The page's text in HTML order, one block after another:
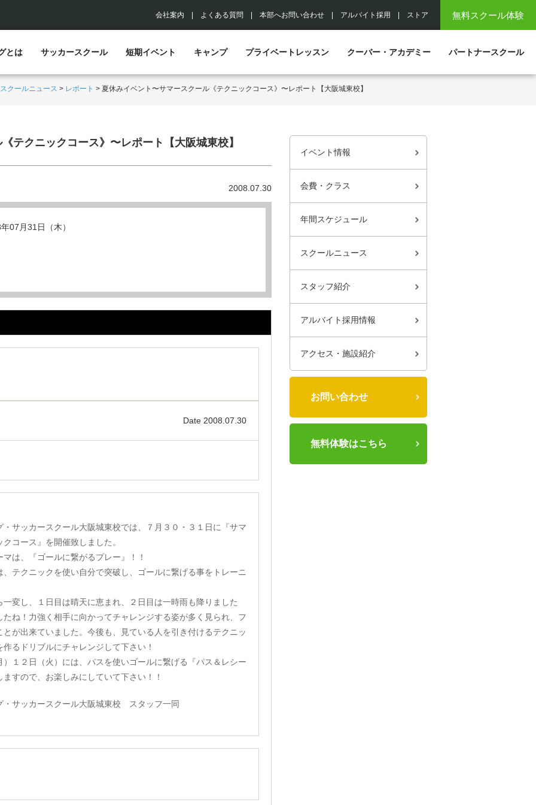
無料スクール体験
会社案内 よくある質問 本部へお問い合わせ アルバイト採用 ストア
とは サッカースクール 短期イベント キャンプ プライベートレッスン クーバー・アカデミー パートナースクール
スクールニュース > レポート > 夏休みイベント〜サマースクール《テクニックコース》〜レポート【大阪城東校】
テクニックコース》〜レポート【大阪城東校】
2008.07.30
07月31日（木）
Date 2008.07.30
・サッカースクール大阪城東校では、７月３０・３１日に『サマ
コース』を開催致しました。
は、『ゴールに繋がるプレー』！！
テクニックを使い自分で突破し、ゴールに繋げる事をトレーニ
変し、１日目は晴天に恵まれ、２日目は一時雨も降りました
ね！力強く相手に向かってチャレンジする姿が多く見られ、フ
が出来ていました。今後も、見ている人を引き付けるテクニッ
るドリブルにチャレンジして下さい！
）１２日（火）には、パスを使いゴールに繋げる『パス＆レシー
すので、お楽しみにしていて下さい！！
・サッカースクール大阪城東校 スタッフ一同
イベント情報
会費・クラス
年間スケジュール
スクールニュース
スタッフ紹介
アルバイト採用情報
アクセス・施設紹介
お問い合わせ
無料体験はこちら